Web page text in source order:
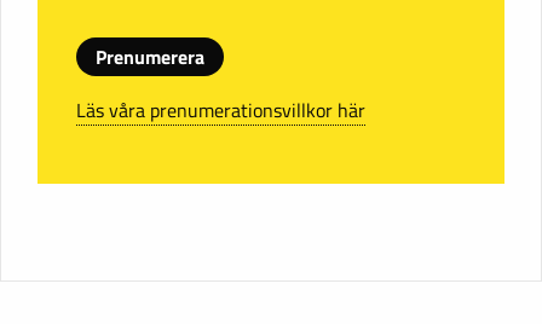
Prenumerera
Läs våra prenumerationsvillkor här